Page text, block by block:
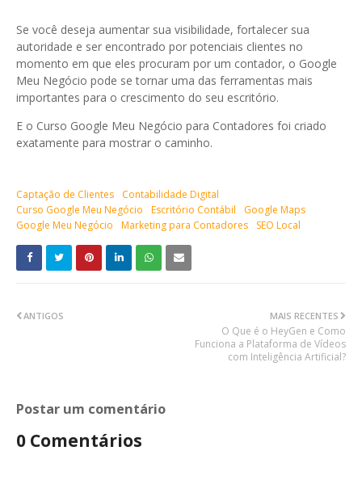
Se você deseja aumentar sua visibilidade, fortalecer sua
autoridade e ser encontrado por potenciais clientes no
momento em que eles procuram por um contador, o Google
Meu Negócio pode se tornar uma das ferramentas mais
importantes para o crescimento do seu escritório.
E o Curso Google Meu Negócio para Contadores foi criado
exatamente para mostrar o caminho.
Captação de Clientes
Contabilidade Digital
Curso Google Meu Negócio
Escritório Contábil
Google Maps
Google Meu Negócio
Marketing para Contadores SEO Local
MAIS RECENTES
O Que é o HeyGen e Como
Funciona a Plataforma de Vídeos
com Inteligência Artificial?
ANTIGOS
Postar um comentário
0 Comentários